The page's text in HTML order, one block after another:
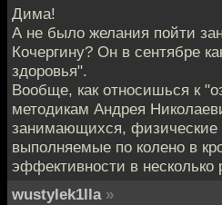
Дима!
А не было желания пойти
Кочергину? Он в сентябре
здоровья".
Вообще, как относишься к
методикам Андрея
занимающихся, физические
выполняемые по колено в
эффективности в несколько
wustylek1lla »